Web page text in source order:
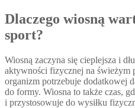
Dlaczego wiosną
sport?
Wiosną zaczyna się cieplejsza i
aktywności fizycznej na
organizm potrzebuje dodatkowej
do formy. Wiosna to także czas,
i przystosowuje do wysiłku